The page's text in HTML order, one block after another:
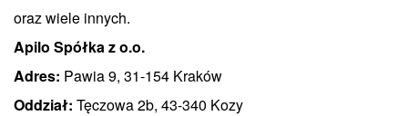
oraz wiele innych.
Apilo Spółka z o.o.
Adres: Pawia 9, 31-154 Kraków
Oddział: Tęczowa 2b, 43-340 Kozy